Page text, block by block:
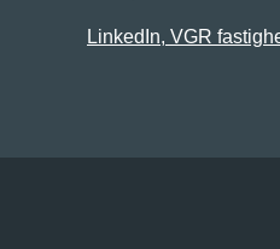
LinkedIn, VGR